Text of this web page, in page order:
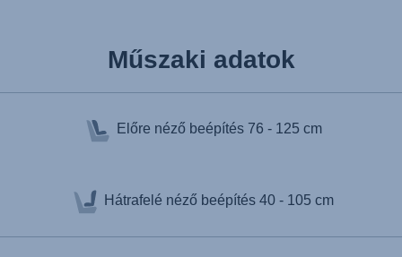
Műszaki adatok
Előre néző beépítés 76 - 125 cm
Hátrafelé néző beépítés 40 - 105 cm